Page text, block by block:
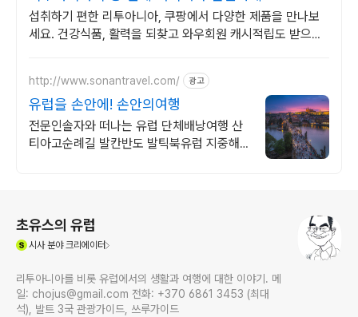
섭취하기 편한 리투아니아, 쿠팡에서 다양한 제품을 만나보
세요. 건강식품, 활력을 되찾고 와우회원 캐시적립도 받으세
http://www.sonantravel.com/ 광고
유럽을 손안에! 손안의여행
전문인솔자와 떠나는 유럽 단체배낭여행 산
티아고순례길 발칸반도 발틱북유럽 지중해
초유스의 유럽
시사분야 크리에이터
리투아니아를 비롯 유럽에서의 생활과 여행에 대한 이야기. 메
일: chojus@gmail.com 전화: +370 6861 3453 (최대
석), 발트 3국 관광가이드, 쓰루가이드